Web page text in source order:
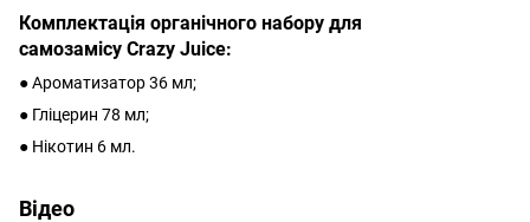
Комплектація органічного набору для
самозамісу Crazy Juice:
● Ароматизатор 36 мл;
● Гліцерин 78 мл;
● Нікотин 6 мл.
Відео